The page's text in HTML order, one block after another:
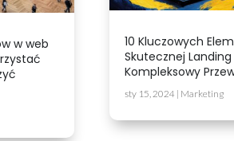
w web
10 Kluczowych
Skutecznej Landing
Kompleksowy
sty 15, 2024 | Marketing